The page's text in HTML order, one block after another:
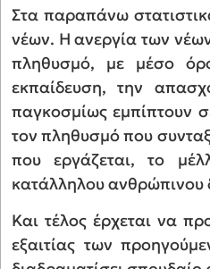
Στα παραπάνω
νέων. Η ανεργία των
πληθυσμό, με μέσο
εκπαίδευση, την
παγκοσμίως εμπίπτουν
τον πληθυσμό που
που εργάζεται, το
κατάλληλου ανθρώπινου
Και τέλος έρχεται να
εξαιτίας των